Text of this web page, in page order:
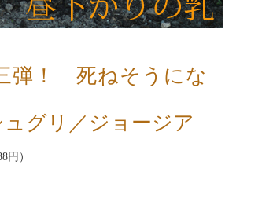
弾！ 死ねそうにな
グリ／ジョージア
円）